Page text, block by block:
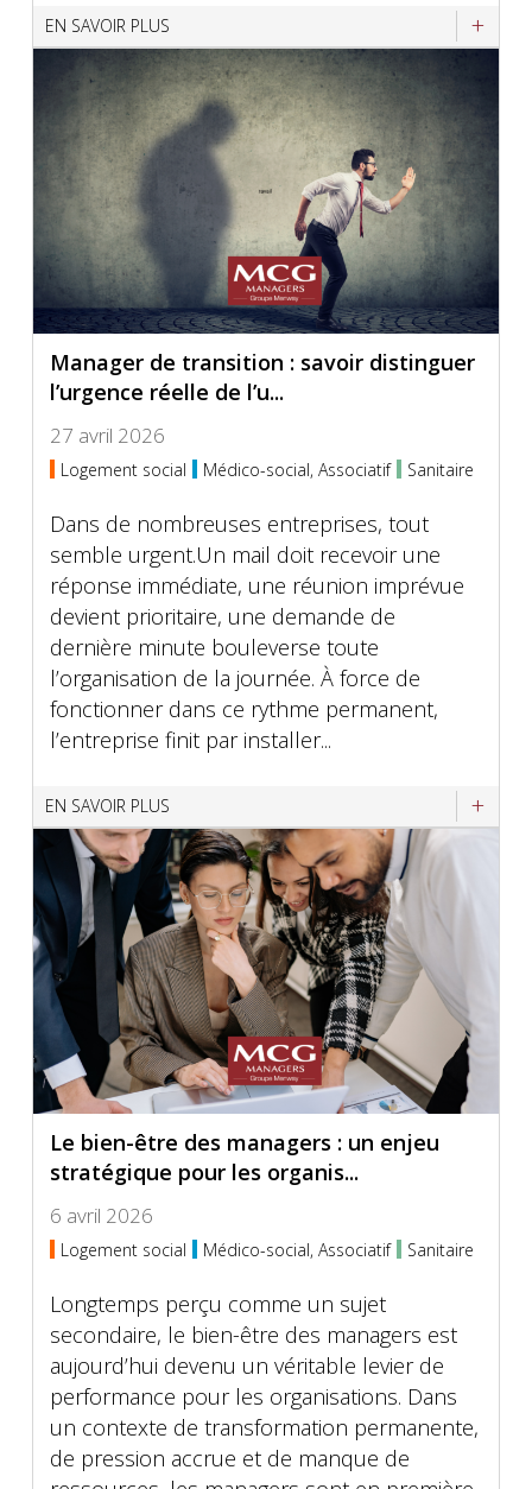
EN SAVOIR PLUS
Manager de transition : savoir distinguer
l’urgence réelle de l’u...
27 avril 2026
Logement social Médico-social, Associatif Sanitaire
Dans de nombreuses entreprises, tout
semble urgent.Un mail doit recevoir une
réponse immédiate, une réunion imprévue
devient prioritaire, une demande de
dernière minute bouleverse toute
l’organisation de la journée. À force de
fonctionner dans ce rythme permanent,
l’entreprise finit par installer...
EN SAVOIR PLUS
Le bien-être des managers : un enjeu
stratégique pour les organis...
6 avril 2026
Logement social Médico-social, Associatif Sanitaire
Longtemps perçu comme un sujet
secondaire, le bien-être des managers est
aujourd’hui devenu un véritable levier de
performance pour les organisations. Dans
un contexte de transformation permanente,
de pression accrue et de manque de